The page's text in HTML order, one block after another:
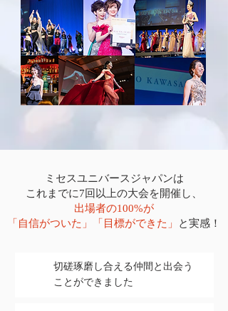
ミセスユニバースジャパンは
これまでに7回以上の大会を開催し、
出場者の100%が
「自信がついた」「目標ができた」
と実感！
切磋琢磨し合える仲間と出会う
ことができました